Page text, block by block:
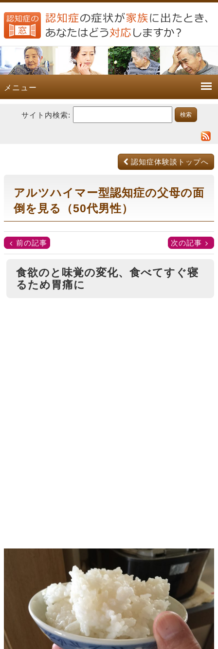
メニュー
サイト内検索:
認知症体験談トップへ
アルツハイマー型認知症の父母の面
倒を見る（50代男性）
次の記事
前の記事
食欲のと味覚の変化、食べてすぐ寝
るため胃痛に